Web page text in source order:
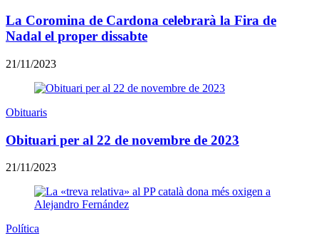
La Coromina de Cardona celebrarà la Fira de
Nadal el proper dissabte
21/11/2023
Obituaris
Obituari per al 22 de novembre de 2023
21/11/2023
Política